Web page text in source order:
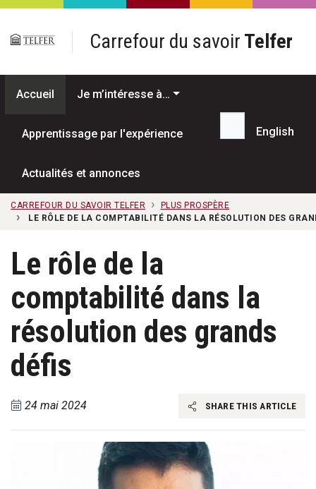
Passer au contenu principal
Carrefour du savoir Telfer
Accueil Je m’intéresse à…
Apprentissage par l'expérience
Actualités et annonces
Recherche...
English
CARREFOUR DU SAVOIR TELFER
PLUS PROSPÈRE
LE RÔLE DE LA COMPTABILITÉ DANS LA RÉSOLUTION DES
Le rôle de la
comptabilité dans la
résolution des grands
défis
24 mai 2024 SHARE THIS ARTICLE